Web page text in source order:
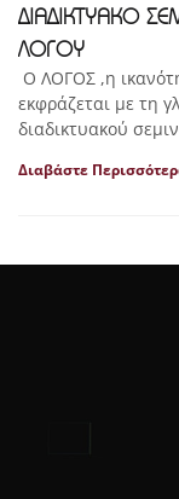
ΔΙΑΔΙΚΤΥΑΚΟ
ΛΟΓΟΥ
Ο ΛΟΓΟΣ ,η
εκφράζεται με τη
διαδικτυακού
Διαβάστε